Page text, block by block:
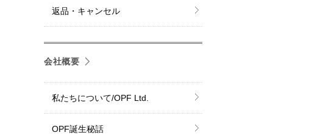
返品・キャンセル
会社概要
私たちについて/OPF Ltd.
OPF誕生秘話